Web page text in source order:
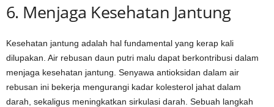
6. Menjaga Kesehatan Jantung
Kesehatan jantung adalah hal fundamental yang kerap kali
dilupakan. Air rebusan daun putri malu dapat berkontribusi dalam
menjaga kesehatan jantung. Senyawa antioksidan dalam air
rebusan ini bekerja mengurangi kadar kolesterol jahat dalam
darah, sekaligus meningkatkan sirkulasi darah. Sebuah langkah